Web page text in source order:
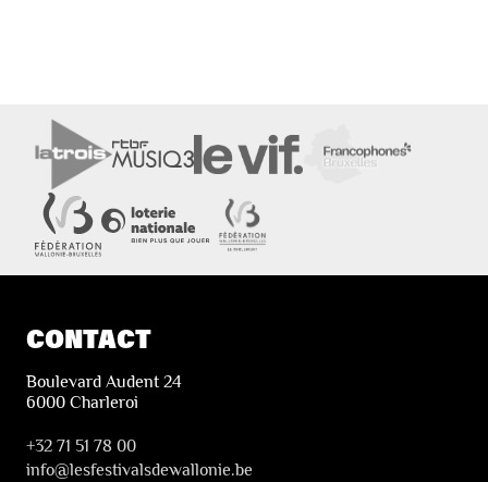
CONTACT
Boulevard Audent 24
6000 Charleroi
+32 71 51 78 00
info@lesfestivalsdewallonie.be